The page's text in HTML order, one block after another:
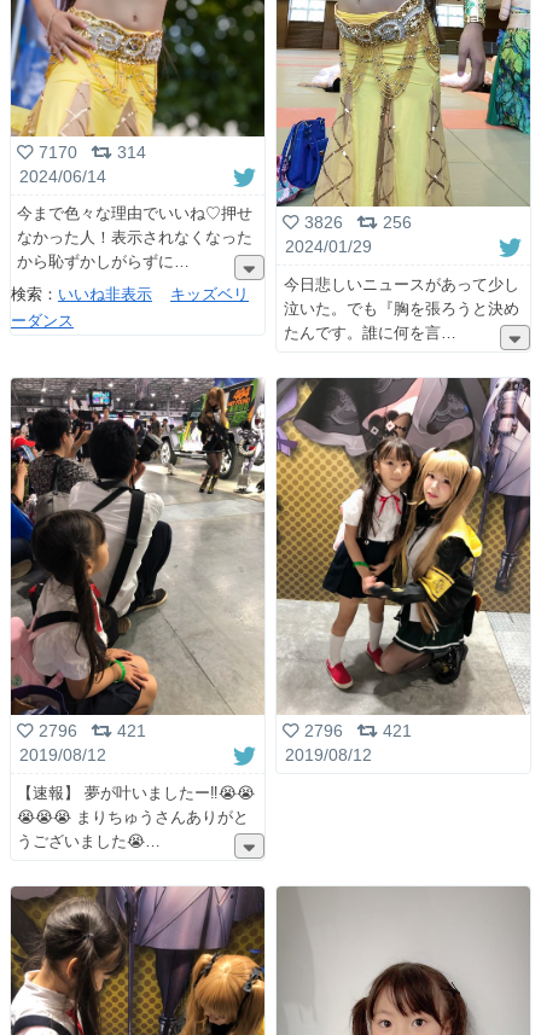
7170
314
2024/06/14
今まで色々な理由でいいね♡押せ
なかった人！表示されなくなった
から恥ずかしがらずに
検索： いいね非表示
キッズベリ
ーダンス
3826
256
2024/01/29
今日悲しいニュースがあって少し
泣いた。でも『胸を張ろうと決め
たんです。誰に何を言
2796
421
2019/08/12
【速報】 夢が叶いましたー‼️😭😭
😭😭😭 まりちゅうさんありがと
うございました😭
2796
421
2019/08/12